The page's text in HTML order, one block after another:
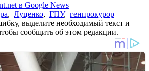
в Google News
, Луценко, ГПУ, генпрокурор
выделите необходимый текст и
сообщить об этом редакции.